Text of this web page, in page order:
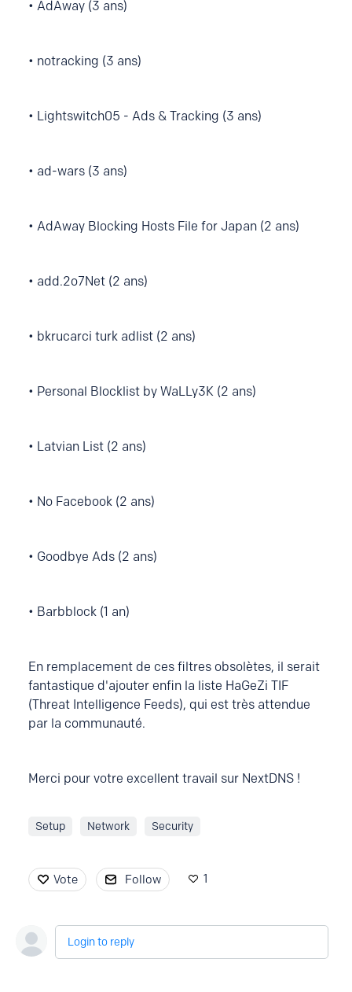
• AdAway (3 ans)
• notracking (3 ans)
• Lightswitch05 - Ads & Tracking (3 ans)
• ad-wars (3 ans)
• AdAway Blocking Hosts File for Japan (2 ans)
• add.2o7Net (2 ans)
• bkrucarci turk adlist (2 ans)
• Personal Blocklist by WaLLy3K (2 ans)
• Latvian List (2 ans)
• No Facebook (2 ans)
• Goodbye Ads (2 ans)
• Barbblock (1 an)
En remplacement de ces filtres obsolètes, il serait
fantastique d'ajouter enfin la liste HaGeZi TIF
(Threat Intelligence Feeds), qui est très attendue
par la communauté.
Merci pour votre excellent travail sur NextDNS !
Setup Network Security
Vote Follow 1
Login to reply